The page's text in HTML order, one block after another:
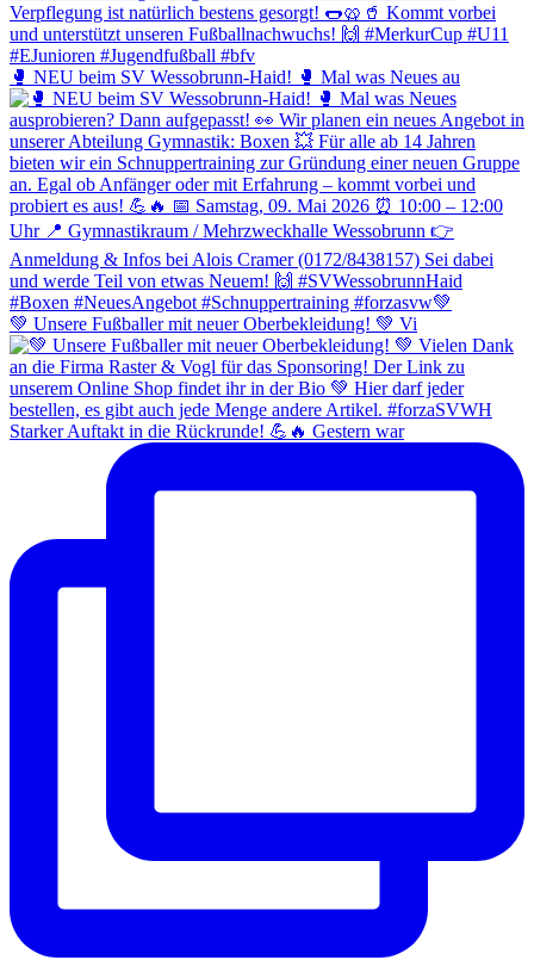
🥊 NEU beim SV Wessobrunn-Haid! 🥊 Mal was Neues au
💚 Unsere Fußballer mit neuer Oberbekleidung! 💚 Vi
Starker Auftakt in die Rückrunde! 💪🔥 Gestern war